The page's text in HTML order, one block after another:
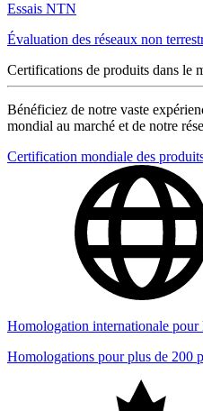
Essais NTN
Évaluation des réseaux non
Certifications de produits dans le
Bénéficiez de notre vaste
mondial au marché et de notre
Certification mondiale des
Homologation internationale pour
Homologations pour plus de 200